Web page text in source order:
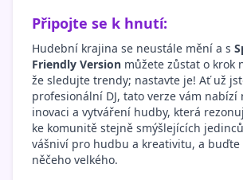
Připojte se k hnutí:
Hudební krajina se neustále mění a s
Friendly Version můžete zůstat o krok
že sledujte trendy; nastavte je! Ať už
profesionální DJ, tato verze vám nabízí
inovaci a vytváření hudby, která
ke komunitě stejně smýšlejících
vášniví pro hudbu a kreativitu, a buďte
něčeho velkého.